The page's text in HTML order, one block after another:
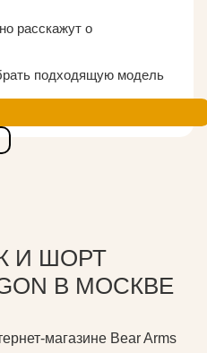
расскажут о
подходящую модель
И ШОРТ
В МОСКВЕ
магазине Bear Arms